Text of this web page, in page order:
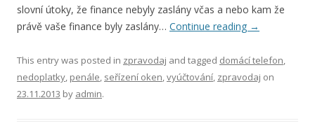
slovní útoky, že finance nebyly zaslány včas a nebo kam že
právě vaše finance byly zaslány… Continue reading →
This entry was posted in zpravodaj and tagged domácí telefon,
nedoplatky, penále, seřízení oken,vyúčtování, zpravodaj on
23.11.2013 by admin.